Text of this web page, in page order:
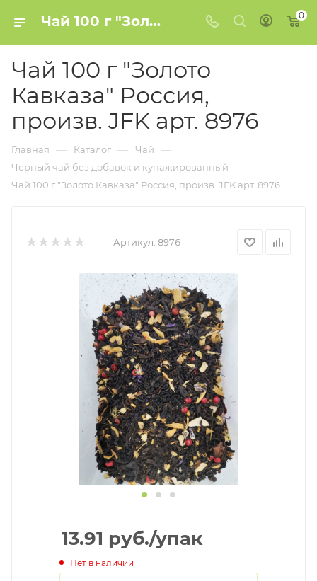
Чай 100 г "Золото Кавказа" Россия, произв. JFK арт. 8976 купить в Минске 0
Чай 100 г "Золото
Кавказа" Россия,
произв. JFK арт. 8976
Главная — Каталог — Чай —
Черный чай без добавок и купажированный —
Чай 100 г "Золото Кавказа" Россия, произв. JFK арт. 8976
Артикул: 8976
13.91 руб./упак
Нет в наличии